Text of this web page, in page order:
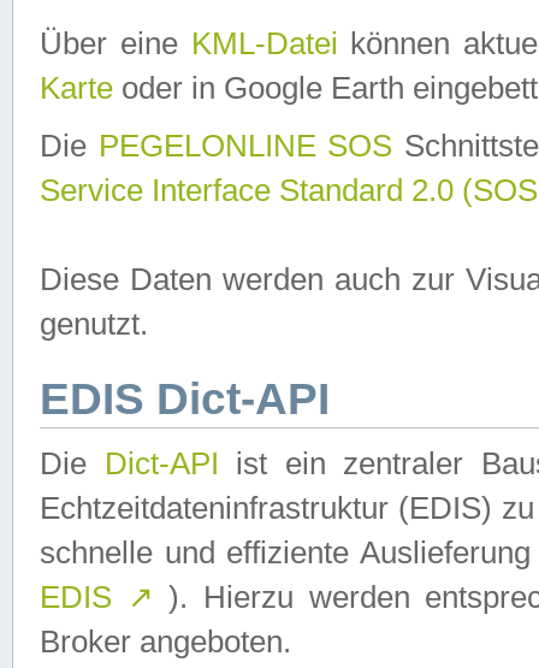
Über eine KML-Datei können
Karte oder in Google Earth
Die PEGELONLINE SOS
Service Interface Standard 2.0
Diese Daten werden auch zur
genutzt.
EDIS Dict-API
Die Dict-API ist ein zentraler
Echtzeitdateninfrastruktur (EDIS)
schnelle und effiziente
EDIS ↗ ). Hierzu werden
Broker angeboten.